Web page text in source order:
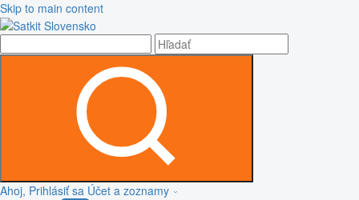
Skip to main content
Ahoj, Prihlásiť sa Účet a zoznamy